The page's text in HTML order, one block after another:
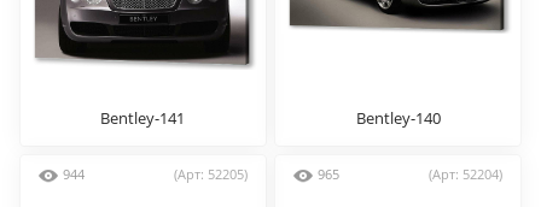
Bentley-141 Bentley-140
944 (Арт: 52205) 965 (Арт: 52204)